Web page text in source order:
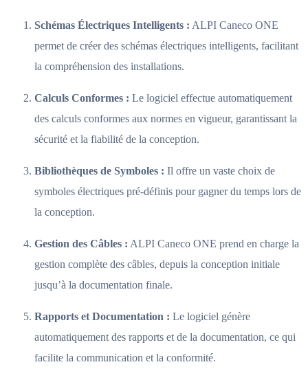
Schémas Électriques Intelligents : ALPI Caneco ONE
permet de créer des schémas électriques intelligents, facilitant
la compréhension des installations.
Calculs Conformes : Le logiciel effectue automatiquement
des calculs conformes aux normes en vigueur, garantissant la
sécurité et la fiabilité de la conception.
Bibliothèques de Symboles : Il offre un vaste choix de
symboles électriques pré-définis pour gagner du temps lors de
la conception.
Gestion des Câbles : ALPI Caneco ONE prend en charge la
gestion complète des câbles, depuis la conception initiale
jusqu’à la documentation finale.
Rapports et Documentation : Le logiciel génère
automatiquement des rapports et de la documentation, ce qui
facilite la communication et la conformité.